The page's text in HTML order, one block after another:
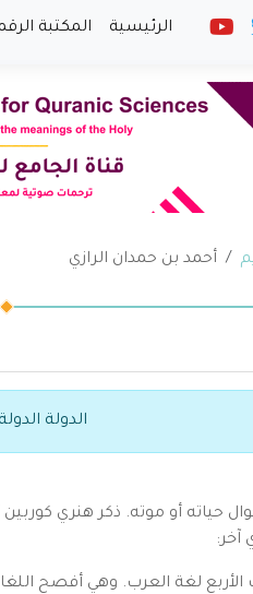
الرئيسية المكتبة
أحمد بن حمدان الرازي
الدولة
حياته أو موته. ذكر هنري
آخر:
الأربع لغة العرب. وهي أفصح